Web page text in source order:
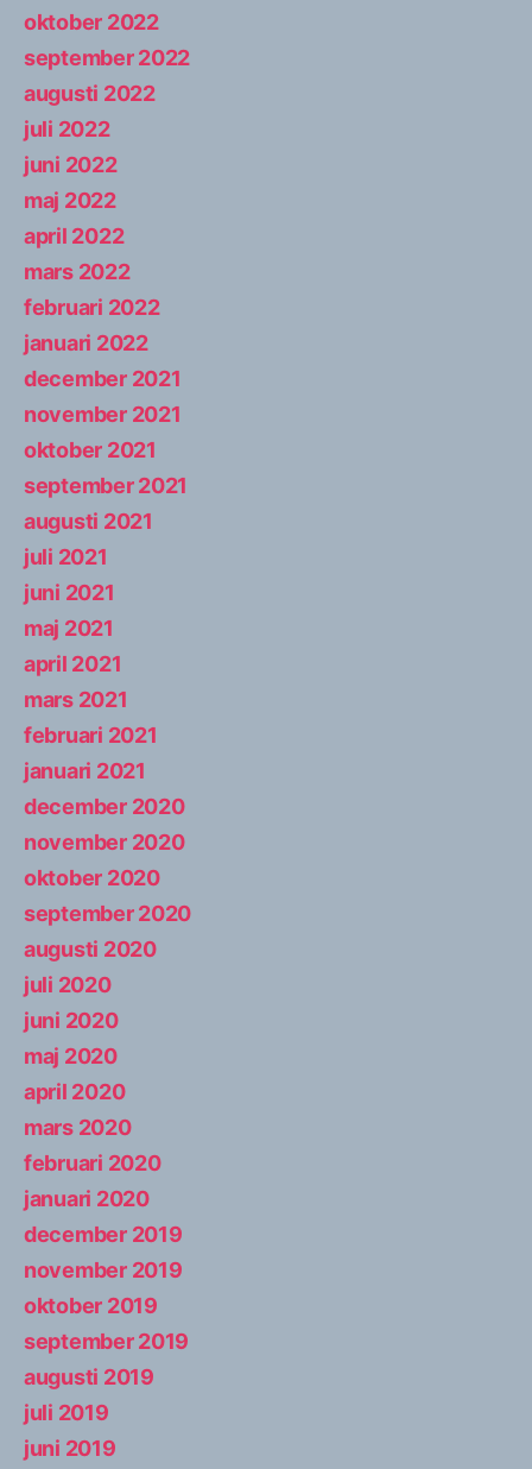
oktober 2022
september 2022
augusti 2022
juli 2022
juni 2022
maj 2022
april 2022
mars 2022
februari 2022
januari 2022
december 2021
november 2021
oktober 2021
september 2021
augusti 2021
juli 2021
juni 2021
maj 2021
april 2021
mars 2021
februari 2021
januari 2021
december 2020
november 2020
oktober 2020
september 2020
augusti 2020
juli 2020
juni 2020
maj 2020
april 2020
mars 2020
februari 2020
januari 2020
december 2019
november 2019
oktober 2019
september 2019
augusti 2019
juli 2019
juni 2019